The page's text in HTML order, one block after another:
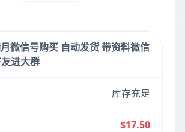
微信号购买 自动发货 带资料微信
进大群
库存充足
$17.50